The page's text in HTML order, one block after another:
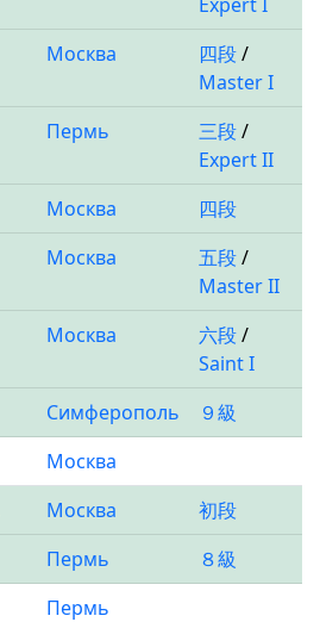
Москва 四段/
Master I
Пермь 三段/
Expert II
Москва
四段
Москва 五段/
Master II
Москва 六段/
Saint I
Симферополь
９級
Москва
Москва
初段
Пермь
８級
Пермь